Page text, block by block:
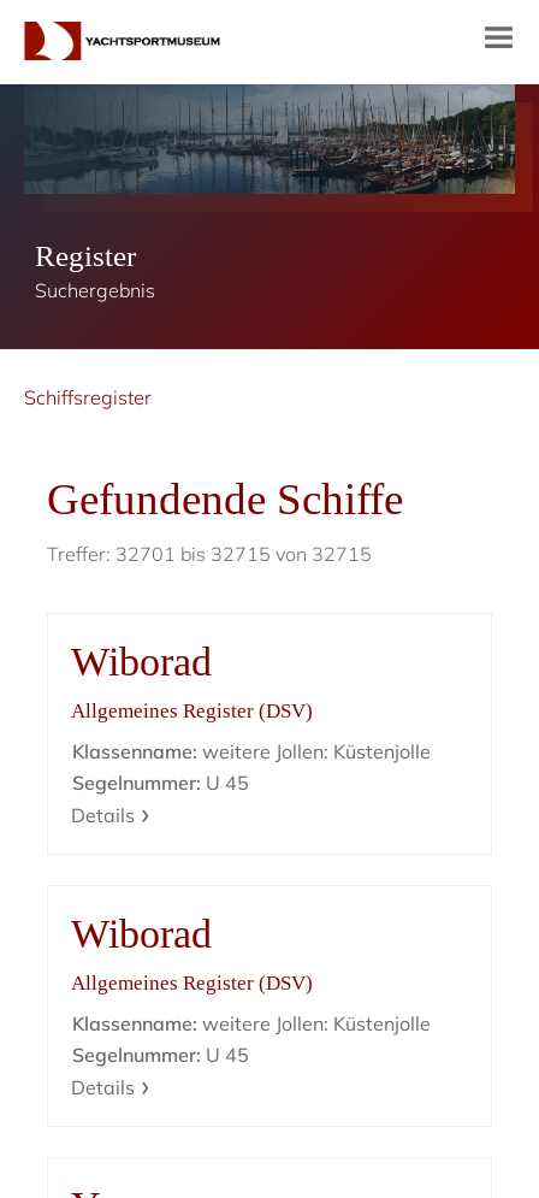
Register
Suchergebnis
Schiffsregister
Gefundende Schiffe
Treffer: 32701 bis 32715 von 32715
Wiborad
Allgemeines Register (DSV)
Klassenname: weitere Jollen: Küstenjolle
Segelnummer: U 45
Details
Wiborad
Allgemeines Register (DSV)
Klassenname: weitere Jollen: Küstenjolle
Segelnummer: U 45
Details